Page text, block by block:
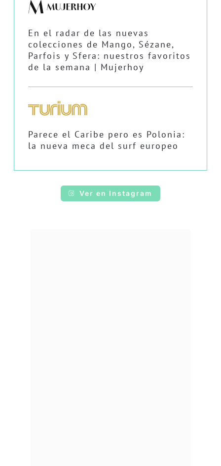
En el radar de las nuevas
colecciones de Mango, Sézane,
Parfois y Sfera: nuestros favoritos
de la semana | Mujerhoy
Parece el Caribe pero es Polonia:
la nueva meca del surf europeo
Ver en Instagram